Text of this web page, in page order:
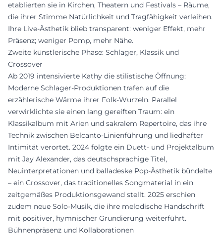
etablierten sie in Kirchen, Theatern und Festivals – Räume,
die ihrer Stimme Natürlichkeit und Tragfähigkeit verleihen.
Ihre Live-Ästhetik blieb transparent: weniger Effekt, mehr
Präsenz; weniger Pomp, mehr Nähe.
Zweite künstlerische Phase: Schlager, Klassik und
Crossover
Ab 2019 intensivierte Kathy die stilistische Öffnung:
Moderne Schlager-Produktionen trafen auf die
erzählerische Wärme ihrer Folk-Wurzeln. Parallel
verwirklichte sie einen lang gereiften Traum: ein
Klassikalbum mit Arien und sakralem Repertoire, das ihre
Technik zwischen Belcanto-Linienführung und liedhafter
Intimität verortet. 2024 folgte ein Duett- und Projektalbum
mit Jay Alexander, das deutschsprachige Titel,
Neuinterpretationen und balladeske Pop-Ästhetik bündelte
– ein Crossover, das traditionelles Songmaterial in ein
zeitgemäßes Produktionsgewand stellt. 2025 erschien
zudem neue Solo-Musik, die ihre melodische Handschrift
mit positiver, hymnischer Grundierung weiterführt.
Bühnenpräsenz und Kollaborationen